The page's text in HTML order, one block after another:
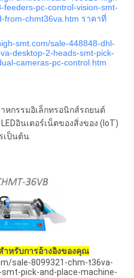
feeders-pc-control-vision-smt-
from-chmt36va.htm ราคาที่
smt.com/sale-448848-dhl-
desktop-2-heads-smt-pick-
cameras-pc-control.htm
หกรรมอิเล็กทรอนิกส์รถยนต์
อินเตอร์เน็ตของสิ่งของ (IoT)
เป็นต้น
าหรับการอ้างอิงของคุณ
sale-8099321-chm-t36va-
pick-and-place-machine-